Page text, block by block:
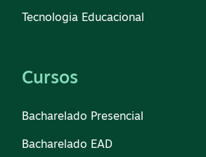
Tecnologia Educacional
Cursos
Bacharelado Presencial
Bacharelado EAD